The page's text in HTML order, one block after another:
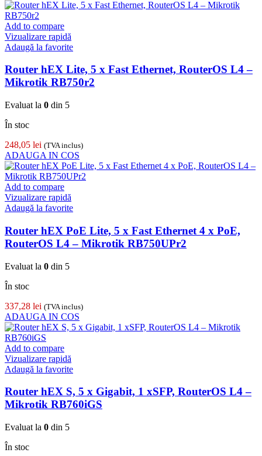
Add to compare
Vizualizare rapidă
Adaugă la favorite
Router hEX Lite, 5 x Fast Ethernet, RouterOS L4 –
Mikrotik RB750r2
Evaluat la 0 din 5
În stoc
248,05 lei (TVA inclus)
ADAUGA IN COS
Add to compare
Vizualizare rapidă
Adaugă la favorite
Router hEX PoE Lite, 5 x Fast Ethernet 4 x PoE,
RouterOS L4 – Mikrotik RB750UPr2
Evaluat la 0 din 5
În stoc
337,28 lei (TVA inclus)
ADAUGA IN COS
Add to compare
Vizualizare rapidă
Adaugă la favorite
Router hEX S, 5 x Gigabit, 1 xSFP, RouterOS L4 –
Mikrotik RB760iGS
Evaluat la 0 din 5
În stoc